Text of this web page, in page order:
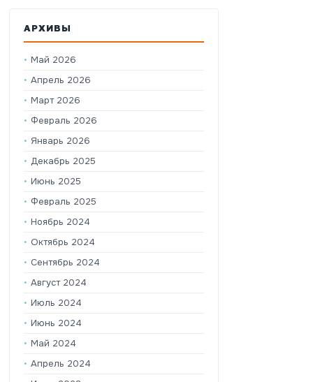
АРХИВЫ
Май 2026
Апрель 2026
Март 2026
Февраль 2026
Январь 2026
Декабрь 2025
Июнь 2025
Февраль 2025
Ноябрь 2024
Октябрь 2024
Сентябрь 2024
Август 2024
Июль 2024
Июнь 2024
Май 2024
Апрель 2024